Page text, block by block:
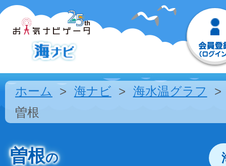
ホーム 海ナビ
海水温グラフ
曽根
曽根の